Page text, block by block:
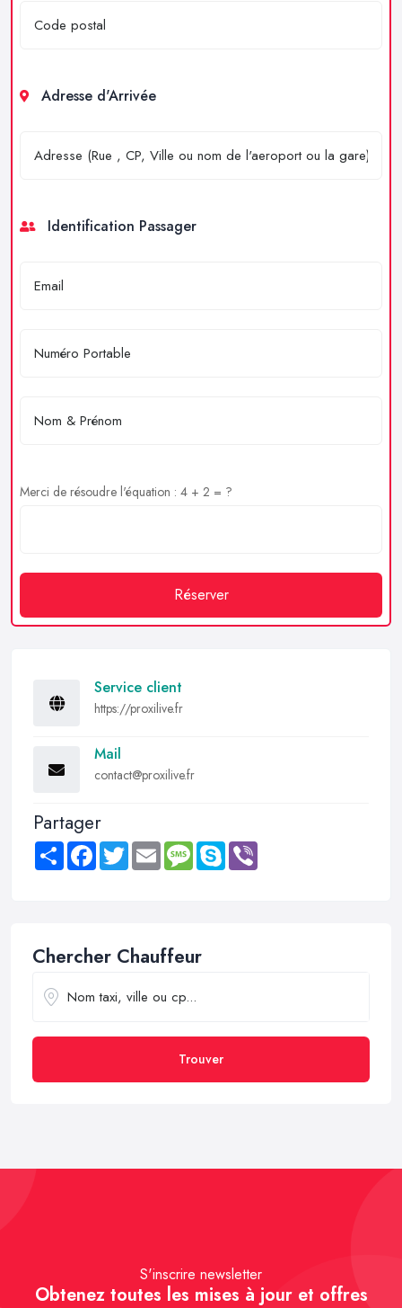
Adresse d'Arrivée
Identification Passager
Merci de résoudre l'équation : 4 + 2 = ?
Réserver
Service client
https://proxilive.fr
Mail
contact@proxilive.fr
Partager
Share FacebookTwitter Email MessageSkype
Chercher Chauffeur
Trouver
S'inscrire newsletter
Obtenez toutes les mises à jour et offres